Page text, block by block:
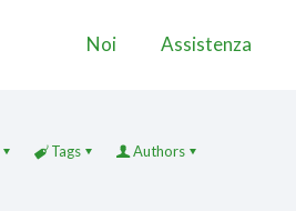
Noi Assistenza
Tags Authors